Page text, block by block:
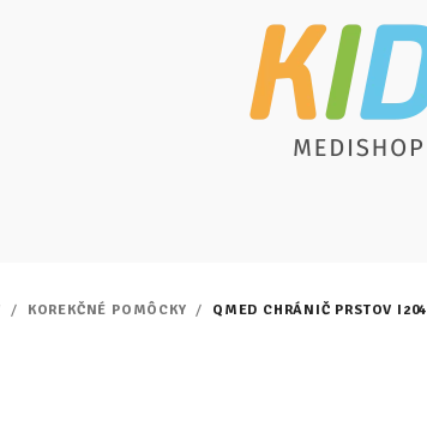
/ KOREKČNÉ POMÔCKY / QMED CHRÁNIČ PRSTOV I204